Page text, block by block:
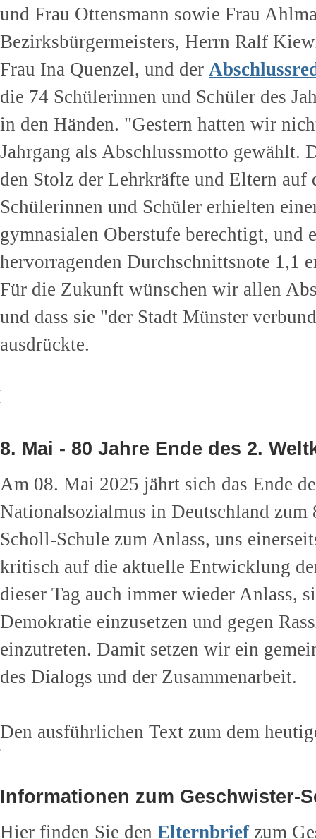
und Frau Ottensmann sowie Frau
Bezirksbürgermeisters, Herrn Ralf
Frau Ina Quenzel, und der
die 74 Schülerinnen und Schüler des
in den Händen. "Gestern hatten wir
Jahrgang als Abschlussmotto gewählt.
den Stolz der Lehrkräfte und Eltern
Schülerinnen und Schüler erhielten
gymnasialen Oberstufe berechtigt, und
hervorragenden Durchschnittsnote 1,1
Für die Zukunft wünschen wir allen
und dass sie "der Stadt Münster
ausdrückte.
8. Mai - 80 Jahre Ende des 2.
Am 08. Mai 2025 jährt sich das Ende
Nationalsozialmus in Deutschland
Scholl-Schule zum Anlass, uns
kritisch auf die aktuelle Entwicklung
dieser Tag auch immer wieder Anlass,
Demokratie einzusetzen und gegen
einzutreten. Damit setzen wir ein
des Dialogs und der Zusammenarbeit.
Den ausführlichen Text zum dem
Informationen zum Geschwister-
Hier finden Sie den Elternbriefzum